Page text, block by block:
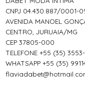
CNPJ 04.430.887/0001-
AVENIDA MANOEL
CENTRO, JURUAIA/MG
CEP 37805-000
TELEFONE +55 (35)
WHATSAPP +55 (35)